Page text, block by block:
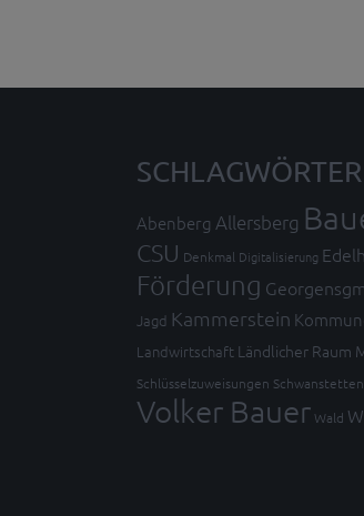
SCHLAGWÖRTER
Abenberg Allersberg
CSU Denkmal Digitalisierung
Förderung
Jagd Kammerstein
Landwirtschaft Ländlicher Raum
Schlüsselzuweisungen Schwanstetten
Volker BauerWald